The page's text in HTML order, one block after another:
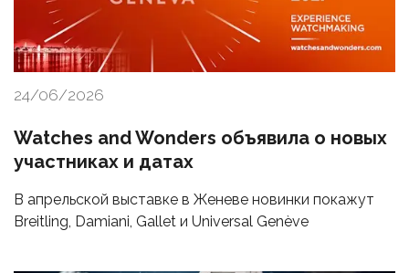
24/06/2026
Watches and Wonders объявила о новых
участниках и датах
В апрельской выставке в Женеве новинки покажут
Breitling, Damiani, Gallet и Universal Genève